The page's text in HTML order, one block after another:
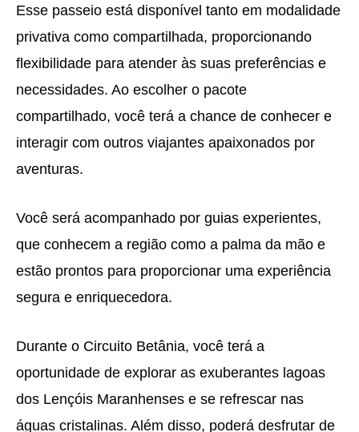
Esse passeio está disponível tanto em modalidade
privativa como compartilhada, proporcionando
flexibilidade para atender às suas preferências e
necessidades. Ao escolher o pacote
compartilhado, você terá a chance de conhecer e
interagir com outros viajantes apaixonados por
aventuras.
Você será acompanhado por guias experientes,
que conhecem a região como a palma da mão e
estão prontos para proporcionar uma experiência
segura e enriquecedora.
Durante o Circuito Betânia, você terá a
oportunidade de explorar as exuberantes lagoas
dos Lençóis Maranhenses e se refrescar nas
águas cristalinas. Além disso, poderá desfrutar de